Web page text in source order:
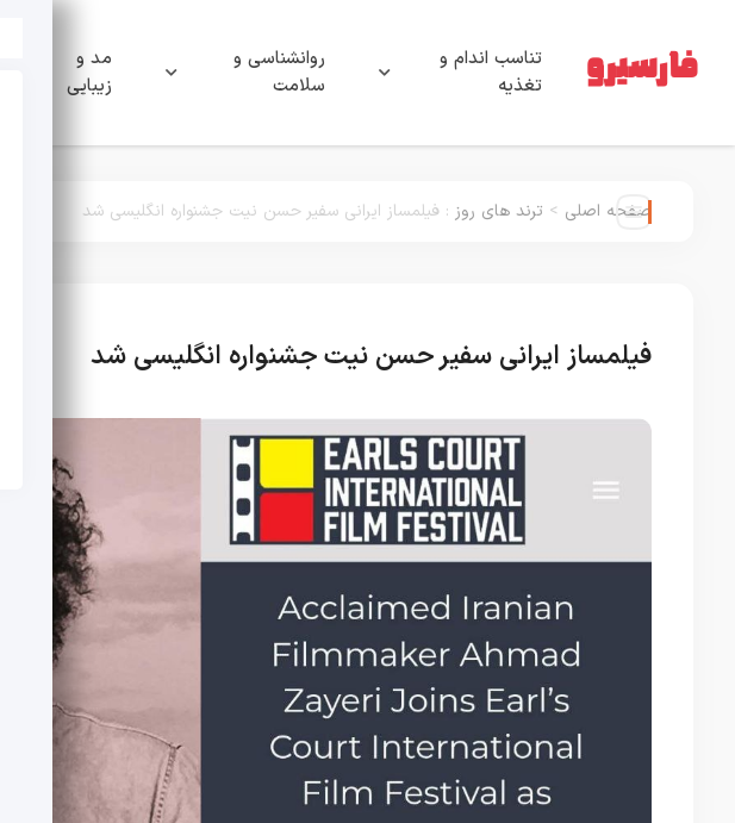
تناسب اندام و
تغذیه
روانشناسی و
سلامت
مد و
زیبایی
صفحه اصلی > ترند های روز : فیلمساز ایرانی سفیر حسن نیت جشنواره انگلیسی شد
فیلمساز ایرانی سفیر حسن نیت جشنواره انگلیسی شد